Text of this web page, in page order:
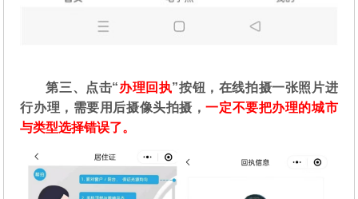
第三、点击“办理回执”按钮，在线拍摄一张照片进
行办理，需要用后摄像头拍摄，一定不要把办理的城市
与类型选择错误了。